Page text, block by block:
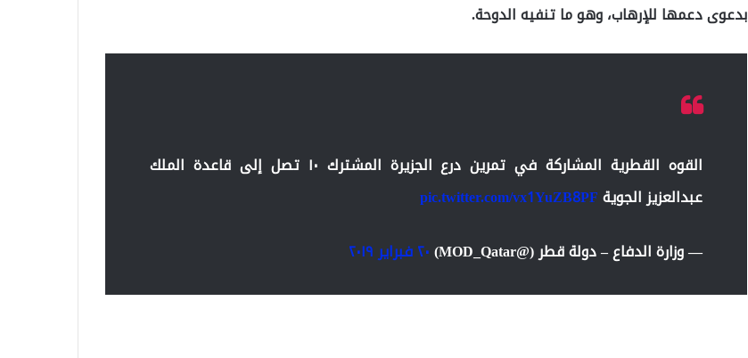
بدعوى دعمها للإرهاب، وهو ما تنفيه الدوحة.
القوه القطرية المشاركة في تمرين درع الجزيرة المشترك ١٠ تصل إلى قاعدة الملك
عبدالعزيز الجويةpic.twitter.com/vx1YuZB8PF
— وزارة الدفاع – دولة قطر (@MOD_Qatar)
٢٠ فبراير ٢٠١٩